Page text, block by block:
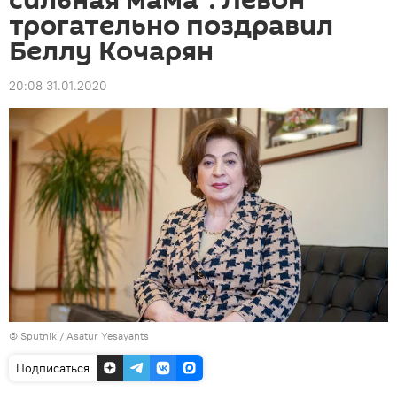
трогательно поздравил
Беллу Кочарян
20:08 31.01.2020
© Sputnik / Asatur Yesayants
Подписаться